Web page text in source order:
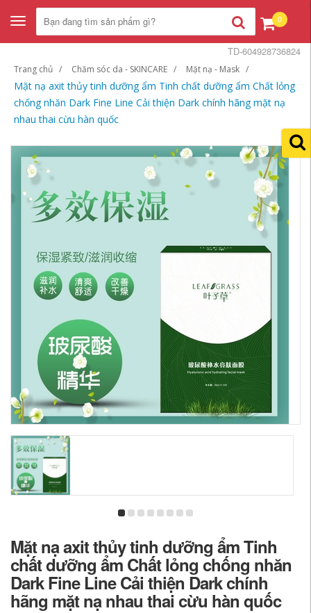
Toggle
navigation
0
Trang chủ Chăm sóc da - SKINCARE Mặt nạ - Mask
Mặt nạ axit thủy tinh dưỡng ẩm Tinh chất dưỡng ẩm Chất lỏng
chống nhăn Dark Fine Line Cải thiện Dark chính hãng mặt nạ
nhau thai cừu hàn quốc
TD-604928736824
Mặt nạ axit thủy tinh dưỡng ẩm Tinh
chất dưỡng ẩm Chất lỏng chống nhăn
Dark Fine Line Cải thiện Dark chính
hãng mặt nạ nhau thai cừu hàn quốc